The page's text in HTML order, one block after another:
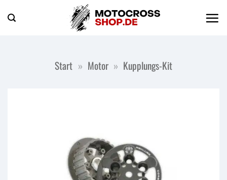
Inhalt
Start » Motor » Kupplungs-Kit